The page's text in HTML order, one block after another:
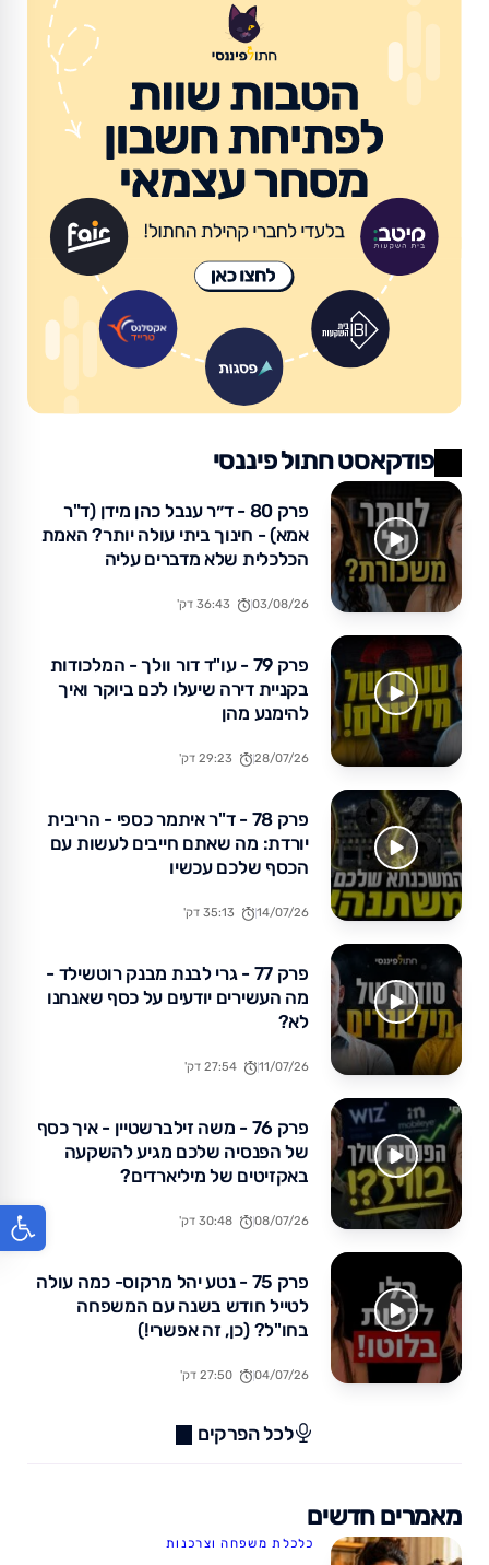
פודקאסט חתול פיננסי
פרק 80 - ד״ר ענבל כהן מידן (ד"ר
אמא) - חינוך ביתי עולה יותר? האמת
הכלכלית שלא מדברים עליה
03/08/26 36:43 דק'
פרק 79 - עו"ד דור וולך - המלכודות
בקניית דירה שיעלו לכם ביוקר ואיך
להימנע מהן
28/07/26 29:23 דק'
פרק 78 - ד"ר איתמר כספי - הריבית
יורדת: מה שאתם חייבים לעשות עם
הכסף שלכם עכשיו
14/07/26 35:13 דק'
פרק 77 - גרי לבנת מבנק רוטשילד -
מה העשירים יודעים על כסף שאנחנו
לא?
11/07/26 27:54 דק'
פרק 76 - משה זילברשטיין - איך כסף
של הפנסיה שלכם מגיע להשקעה
באקזיטים של מיליארדים?
08/07/26 30:48 דק'
פרק 75 - נטע יהל מרקוס- כמה עולה
לטייל חודש בשנה עם המשפחה
בחו"ל? (כן, זה אפשרי!)
04/07/26 27:50 דק'
לכל הפרקים
מאמרים חדשים
כלכלת משפחה וצרכנות
פתח